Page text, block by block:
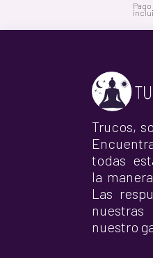
Trucos,
todas
la
Las
nuestro